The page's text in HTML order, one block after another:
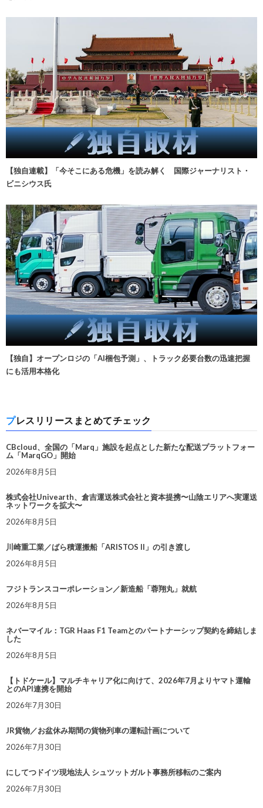
【独自連載】「今そこにある危機」を読み解く 国際ジャーナリスト・
ビニシウス氏
【独自】オープンロジの「AI梱包予測」、トラック必要台数の迅速把握
にも活用本格化
プレスリリースまとめてチェック
CBcloud、全国の「Marq」施設を起点とした新たな配送プラットフォー
ム「MarqGO」開始
2026年8月5日
株式会社Univearth、倉吉運送株式会社と資本提携〜山陰エリアへ実運送
ネットワークを拡大〜
2026年8月5日
川崎重工業／ばら積運搬船「ARISTOS II」の引き渡し
2026年8月5日
フジトランスコーポレーション／新造船「蓉翔丸」就航
2026年8月5日
ネバーマイル：TGR Haas F1 Teamとのパートナーシップ契約を締結しま
した
2026年8月5日
【トドケール】マルチキャリア化に向けて、2026年7月よりヤマト運輸
とのAPI連携を開始
2026年7月30日
JR貨物／お盆休み期間の貨物列車の運転計画について
2026年7月30日
にしてつドイツ現地法人 シュツットガルト事務所移転のご案内
2026年7月30日